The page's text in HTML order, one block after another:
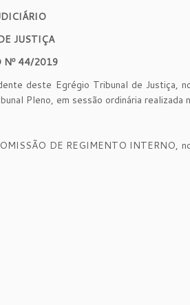
JUSTIÇA
Nº 44/2019
deste Egrégio Tribunal de Justiça,
Pleno, em sessão ordinária
DE REGIMENTO INTERNO,